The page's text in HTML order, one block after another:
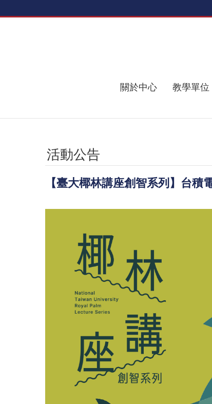
關於中心 教學單位
活動公告
【臺大椰林講座創智系列】台積